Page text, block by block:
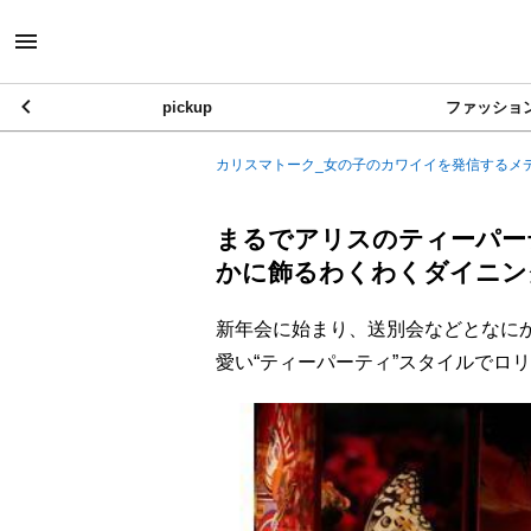
pickup ファッショ
カリスマトーク_女の子のカワイイを発信するメ
まるでアリスのティーパ
かに飾るわくわくダイニ
新年会に始まり、送別会などとなに
愛い“ティーパーティ”スタイルでロ